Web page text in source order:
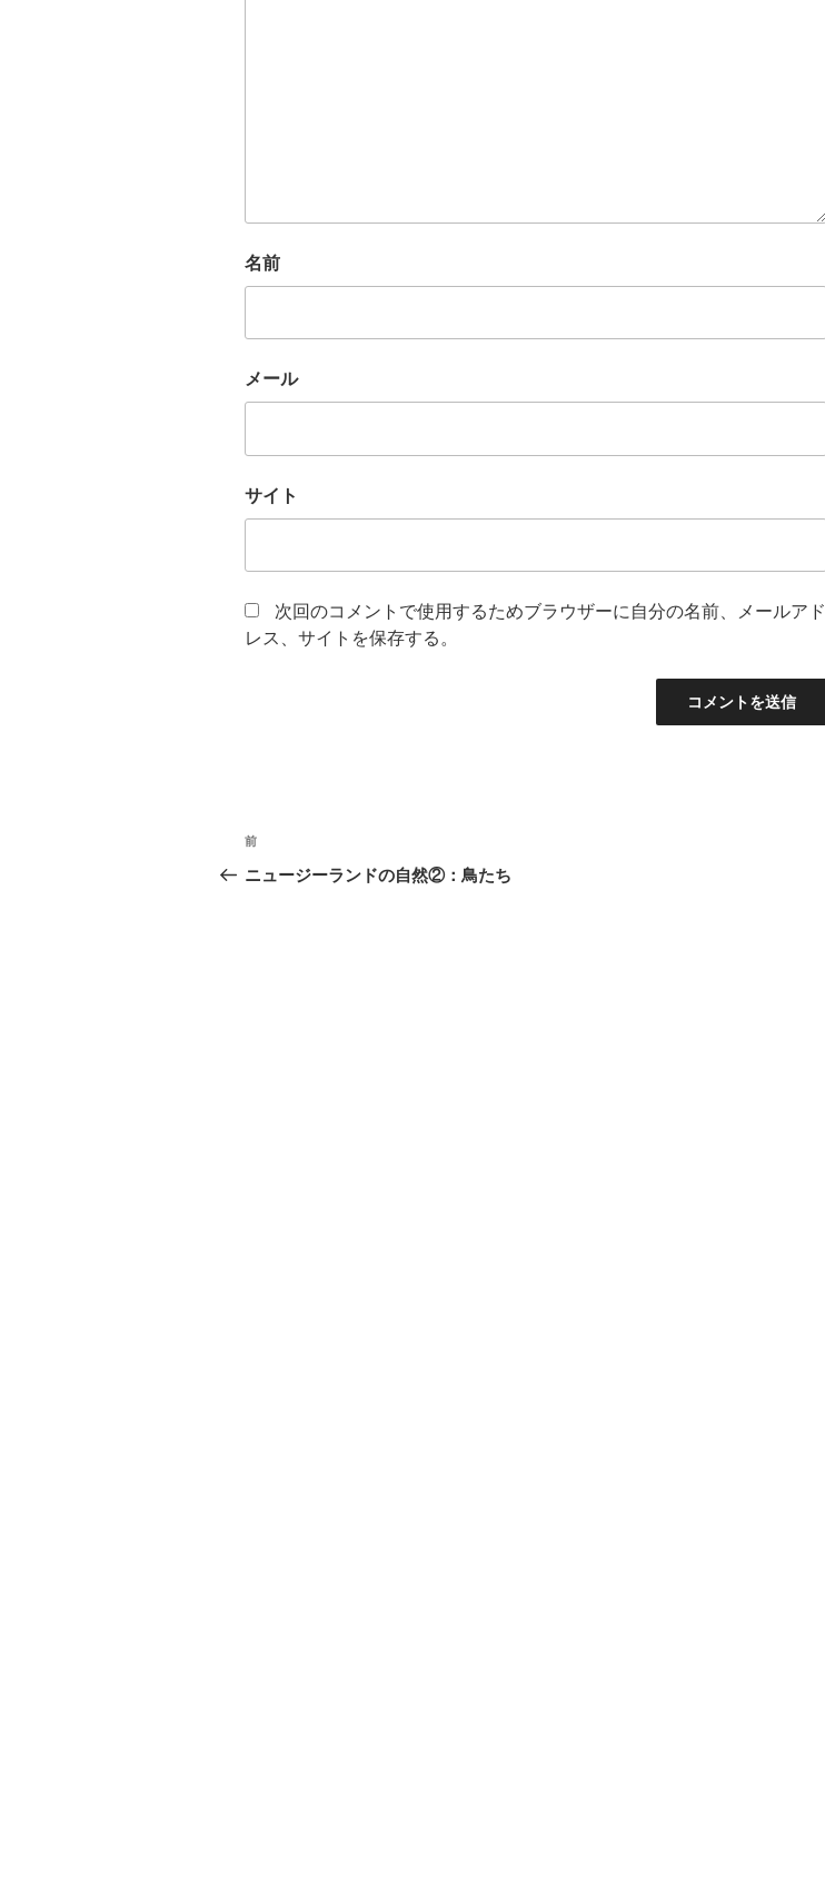
名前
メール
サイト
次回のコメントで使用するためブラウザーに自分の名前、メールアド
レス、サイトを保存する。
投
稿
前
の
前
ニュージーランドの自然②：鳥たち